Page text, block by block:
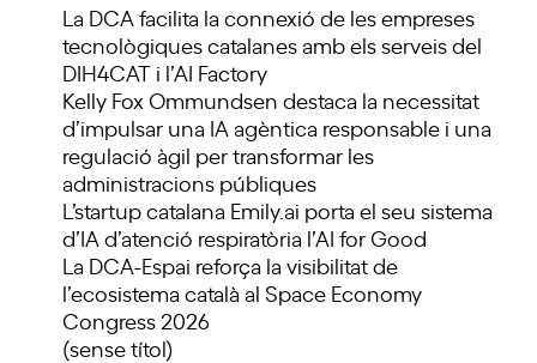
La DCA facilita la connexió de les empreses
tecnològiques catalanes amb els serveis del
DIH4CAT i l’AI Factory
Kelly Fox Ommundsen destaca la necessitat
d’impulsar una IA agèntica responsable i una
regulació àgil per transformar les
administracions públiques
L’startup catalana Emily.ai porta el seu sistema
d’IA d’atenció respiratòria l’AI for Good
La DCA-Espai reforça la visibilitat de
l’ecosistema català al Space Economy
Congress 2026
(sense títol)